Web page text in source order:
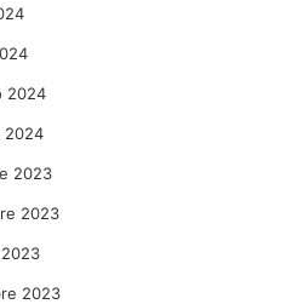
2024
2024
2023
2023
2023